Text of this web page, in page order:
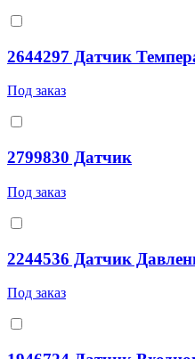
2644297 Датчик
Под заказ
2799830 Датчик
Под заказ
2244536 Датчик
Под заказ